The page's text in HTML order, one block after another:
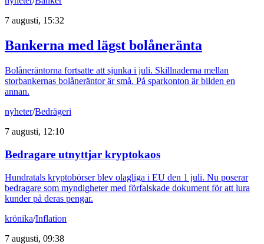
7 augusti, 15:32
Bankerna med lägst bolåneränta
Bolåneräntorna fortsatte att sjunka i juli. Skillnaderna mellan
storbankernas bolåneräntor är små. På sparkonton är bilden en
annan.
nyheter/Bedrägeri
7 augusti, 12:10
Bedragare utnyttjar kryptokaos
Hundratals kryptobörser blev olagliga i EU den 1 juli. Nu poserar
bedragare som myndigheter med förfalskade dokument för att lura
kunder på deras pengar.
krönika/Inflation
7 augusti, 09:38